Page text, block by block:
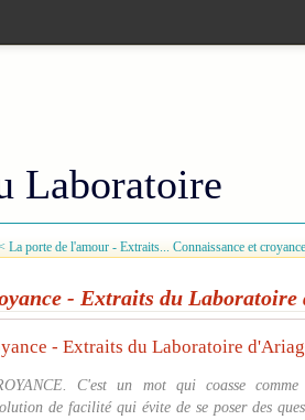
Laboratoire
La porte de l'amour - Extraits... Connaissance et
- Extraits du
- Extraits du Laboratoire
C'est un mot qui coasse
de facilité qui évite de se poser des